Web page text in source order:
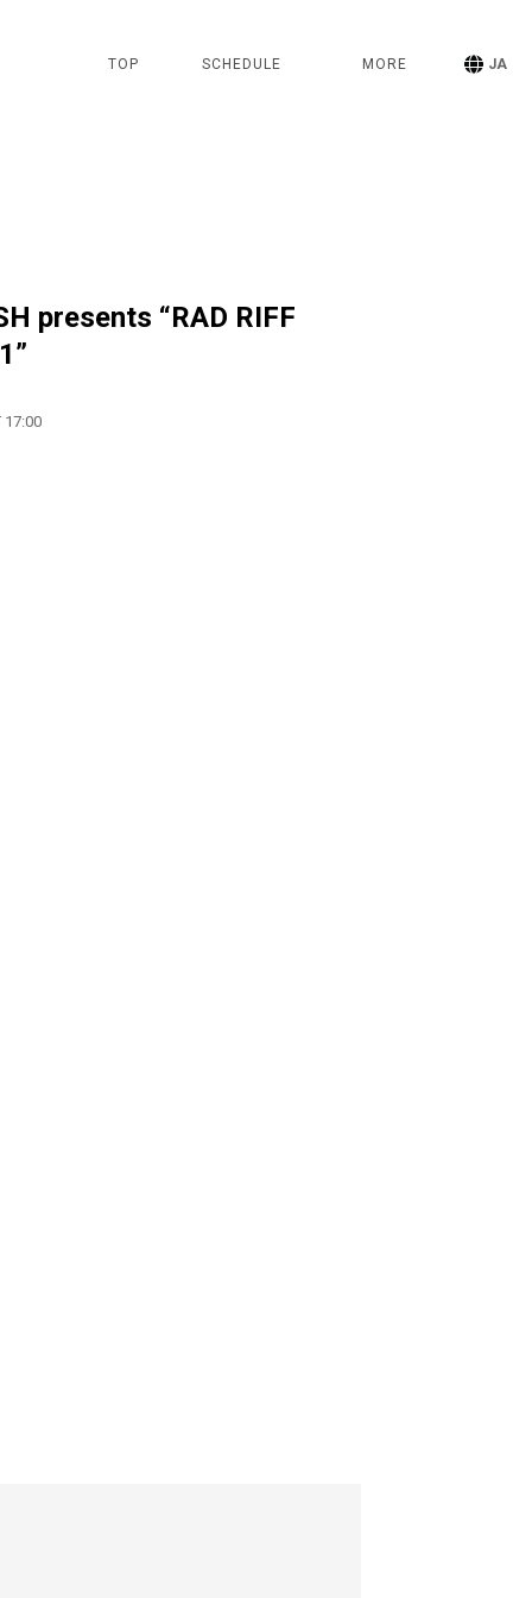
TOP SCHEDULE MORE JA
presents “RAD RIFF
17:00